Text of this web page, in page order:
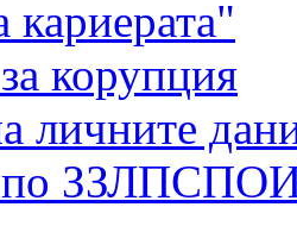
кариерата"
корупция
личните
по